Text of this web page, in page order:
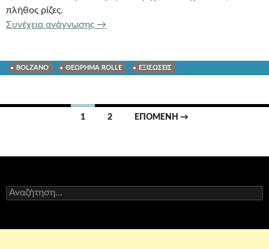
πλήθος ρίζες.
Συνέχεια ανάγνωσης ΑΚΡΙΒΩΣ -n- ΣΤΟ ΠΛΗΘΟΣ ΡΙΖΩΝ
→
BOLZANO ΘΕΩΡΗΜΑ ROLLE ΕΞΙΣΩΣΕΙΣ
1 2 ΕΠΌΜΕΝΗ →
Αναζήτηση
για: